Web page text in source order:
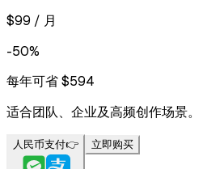
$99 / 月
-50%
每年可省 $594
适合团队、企业及高频创作场景。
人民币支付👉 立即购买